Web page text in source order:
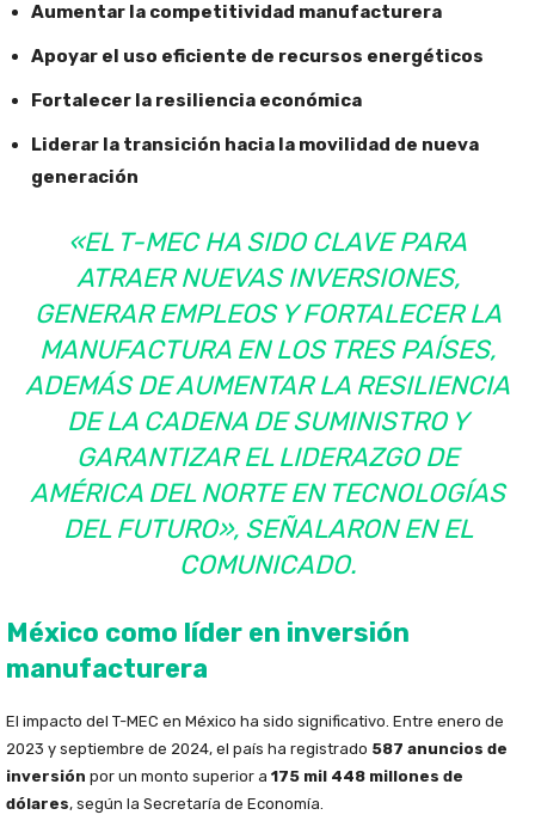
Aumentar la competitividad manufacturera
Apoyar el uso eficiente de recursos energéticos
Fortalecer la resiliencia económica
Liderar la transición hacia la movilidad de nueva
generación
«EL T-MEC HA SIDO CLAVE PARA
ATRAER NUEVAS INVERSIONES,
GENERAR EMPLEOS Y FORTALECER LA
MANUFACTURA EN LOS TRES PAÍSES,
ADEMÁS DE AUMENTAR LA RESILIENCIA
DE LA CADENA DE SUMINISTRO Y
GARANTIZAR EL LIDERAZGO DE
AMÉRICA DEL NORTE EN TECNOLOGÍAS
DEL FUTURO», SEÑALARON EN EL
COMUNICADO.
México como líder en inversión
manufacturera
El impacto del T-MEC en México ha sido significativo. Entre enero de
2023 y septiembre de 2024, el país ha registrado 587 anuncios de
inversión por un monto superior a 175 mil 448 millones de
dólares, según la Secretaría de Economía.